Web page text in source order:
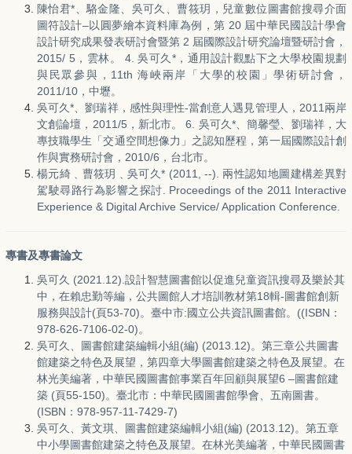
陳怡君*、駱金隆、吳可久、曹筱玥，兒童數位圖書館搜尋介面
圖符設計–以圓夢繪本資料庫為例，第 20 屆中華民國設計學會
設計研究成果發表研討會暨第 2 屆國際設計研究論壇暨研討會，
2015/ 5，雲林。 4. 吳可久*，通用設計觀點下之大學校園規劃
與民眾參與，11th 海峽兩岸「大學的校園」學術研討會，
2011/10，中壢。
吳可久*、劉瑞祥，感性與理性-當創意人遇見管理人，2011兩岸
文創論壇，2011/5，新北市。 6. 吳可久*、簡馨瑩、劉瑞祥，大
專技職學生「交通空間想像力」之認知歷程，第一屆國際設計創
作與實務研討會，2010/6，台北市。
楊元綺﹑曹筱玥﹑吳可久* (2011, --). 兩性認知地圖建構差異對
駕駛尋路行為影響之探討. Proceedings of the 2011 Interactive
Experience & Digital Archive Service/ Application Conference.
專書及專書論文
吳可久 (2021.12).設計智慧圖書館以促進兒童資訊搜尋及樂於其
中，在賴忠勤等編，公共圖館人才培訓教材第18輯-圖書館創新
服務與設計(頁53-70)。臺中市:國立公共資訊圖書館。((ISBN：
978-626-7106-02-0)。
吳可久、圖書館建築編輯小組(編) (2013.12)。第三章公共圖書
館建築之特色及展望，第四章大學圖書館建築之特色及展望。在
林光美編著，中華民國圖書館事業百年回顧與展望6 –圖書館建
築 (頁55-150)。臺北市：中華民國圖書館學會、五南圖書。
(ISBN：978-957-11-7429-7)
吳可久、黃文琪、圖書館建築編輯小組(編) (2013.12)。第五章
中小學圖書館建築之特色及展望。在林光美編著，中華民國圖書